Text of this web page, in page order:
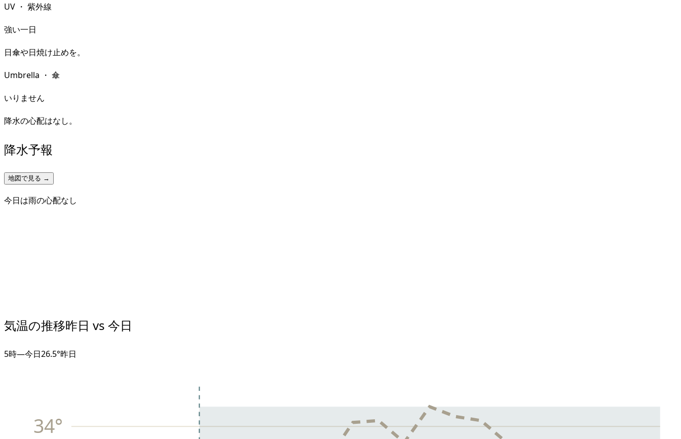
UV ・ 紫外線
強い一日
日傘や日焼け止めを。
Umbrella ・ 傘
いりません
降水の心配はなし。
降水予報
地図で見る →
今日は雨の心配なし
気温の推移昨日 vs 今日
5時—今日26.5°昨日
34°